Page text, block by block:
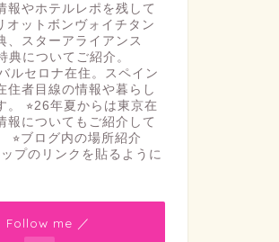
報やホテルレポを残して
オットボンヴォイチタン
、スターアライアンス
典についてご紹介。
ルセロナ在住。スペイン
住者目線の情報や暮らし
。 ⭐︎26年夏からは東京在
報についてもご紹介して
⭐︎ブログ内の場所紹介
プのリンクを貼るように
Follow me ／